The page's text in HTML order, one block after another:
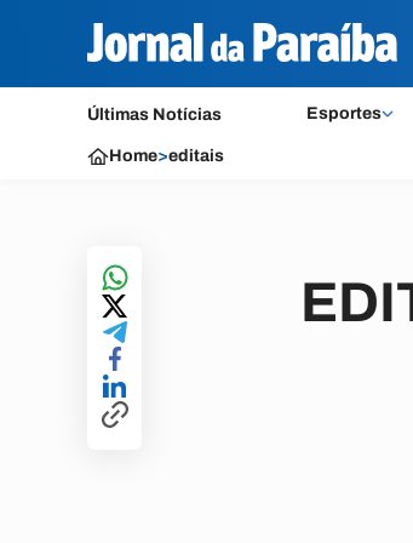
Últimas Notícias Esportes
Home>editais